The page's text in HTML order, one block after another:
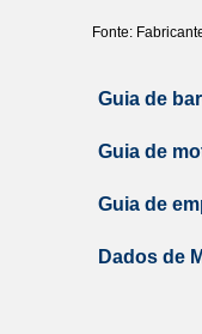
Fonte:
Guia de
Guia de
Guia de
Dados de